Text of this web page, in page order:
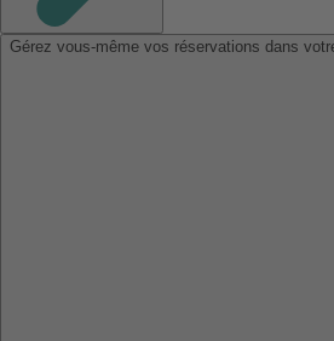
Gérez vous-même vos réservations dans